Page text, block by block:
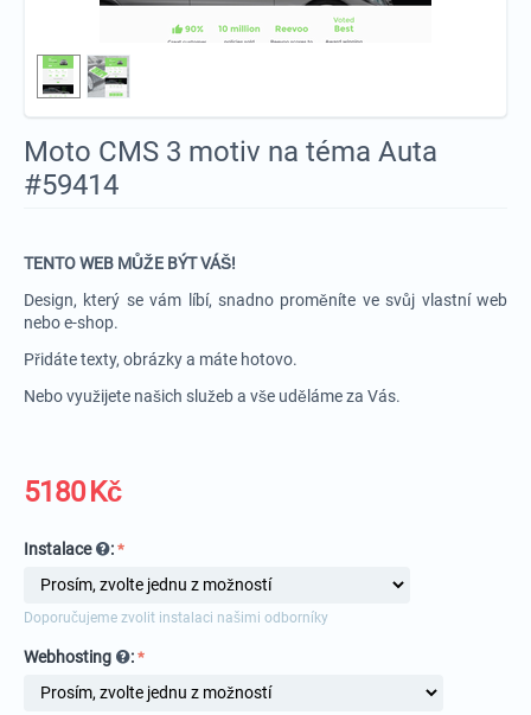
Moto CMS 3 motiv na téma Auta
#59414
TENTO WEB MŮŽE BÝT VÁŠ!
Design, který se vám líbí, snadno proměníte ve svůj vlastní web
nebo e-shop.
Přidáte texty, obrázky a máte hotovo.
Nebo využijete našich služeb a vše uděláme za Vás.
5180Kč
Instalace :
Doporučujeme zvolit instalaci našimi odborníky
Webhosting :